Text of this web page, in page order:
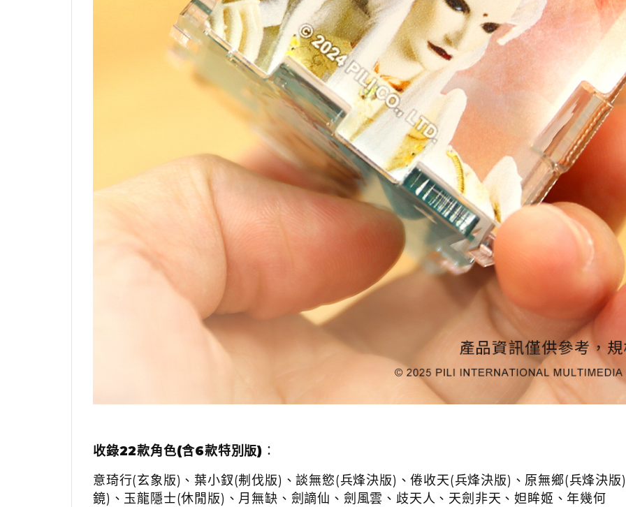
收錄22款角色(含6款特別版) ：
意琦行(玄象版)、葉小釵(刜伐版)、談無慾(兵烽決版)、倦收天(兵烽決版)、原無鄉(兵烽決
鏡)、玉龍隱士(休閒版)、月無缺、劍謫仙、劍風雲、歧天人、天劍非天、妲眸姬、年幾何